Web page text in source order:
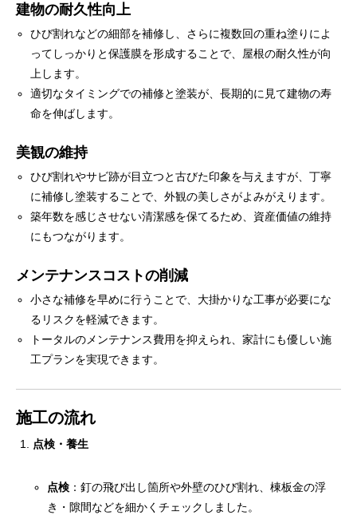
建物の耐久性向上
ひび割れなどの細部を補修し、さらに複数回の重ね塗りによ
ってしっかりと保護膜を形成することで、屋根の耐久性が向
上します。
適切なタイミングでの補修と塗装が、長期的に見て建物の寿
命を伸ばします。
美観の維持
ひび割れやサビ跡が目立つと古びた印象を与えますが、丁寧
に補修し塗装することで、外観の美しさがよみがえります。
築年数を感じさせない清潔感を保てるため、資産価値の維持
にもつながります。
メンテナンスコストの削減
小さな補修を早めに行うことで、大掛かりな工事が必要にな
るリスクを軽減できます。
トータルのメンテナンス費用を抑えられ、家計にも優しい施
工プランを実現できます。
施工の流れ
点検・養生
点検 ：釘の飛び出し箇所や外壁のひび割れ、棟板金の浮
き・隙間などを細かくチェックしました。